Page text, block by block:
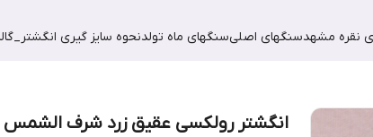
نقره مشهدسنگهای اصلیسنگهای ماه تولدنحوه سایز گیری
انگشتر رولکسی عقیق زرد شرف الشمس